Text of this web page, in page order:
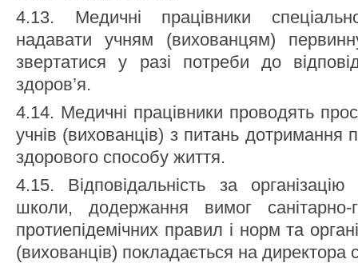
4.13. Медичні працівники
надавати учням (вихованцям)
звертатися у разі потреби до
здоров’я.
4.14. Медичні працівники проводять
учнів (вихованців) з питань дотримання
здорового способу життя.
4.15. Відповідальність за організацію
школи, додержання вимог санітарно-
протиепідемічних правил і норм та
(вихованців) покладається на директора